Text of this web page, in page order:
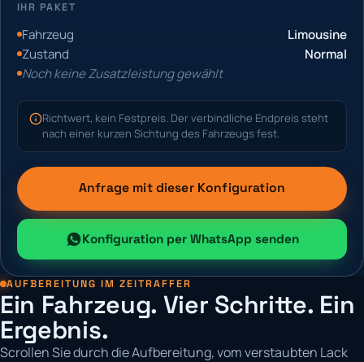
IHR PAKET
Fahrzeug
Limousine
Zustand
Normal
Noch keine Zusatzleistung gewählt
Richtwert, kein Festpreis. Der verbindliche Endpreis steht
nach einer kurzen Sichtung des Fahrzeugs fest.
Anfrage mit dieser Konfiguration
Konfiguration per WhatsApp senden
AUFBEREITUNG IM ZEITRAFFER
Ein Fahrzeug. Vier Schritte. Ein
Ergebnis.
Scrollen Sie durch die Aufbereitung, vom verstaubten Lack